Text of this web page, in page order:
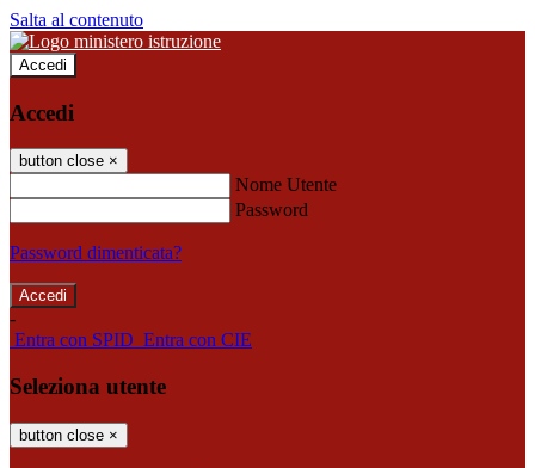
Salta al contenuto
Accedi
Accedi
button close ×
Nome Utente
Password
Password dimenticata?
-
Entra con SPID Entra con CIE
Seleziona utente
button close ×